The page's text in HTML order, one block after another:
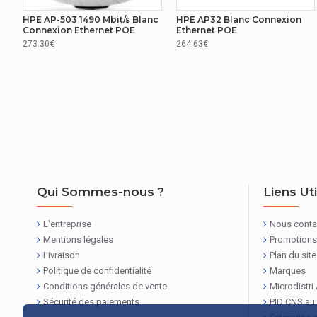
Fonctions de l?antenne
ERGONOMIE
Positionnement Plafond,
REPRÉSENTATION / RÉALISATION
2,4 GHz Oui
HPE AP-503 1490 Mbit/s Blanc
Connexion Ethernet POE
273.30€
HPE AP32 Blanc Connexion
Ethernet POE
264.63€
Qui Sommes-nous ?
L'entreprise
Mentions légales
Livraison
Politique de confidentialité
Conditions générales de vente
Sécurité des paiements
Liens
Nous
Promotions
Plan du site
Marques
Microdistri
PID CNS